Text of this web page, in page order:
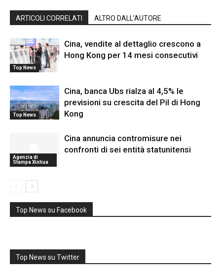
ARTICOLI CORRELATI ALTRO DALL'AUTORE
Top News
Cina, vendite al dettaglio crescono a
Hong Kong per 14 mesi consecutivi
Top News
Cina, banca Ubs rialza al 4,5% le
previsioni su crescita del Pil di Hong
Kong
Agenzia di
Stampa Xinhua
Cina annuncia contromisure nei
confronti di sei entità statunitensi
Top News su Facebook
Top News su Twitter